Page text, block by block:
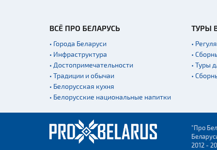
ВСЁ ПРО БЕЛАРУСЬ
• Города Беларуси
• Инфраструктура
• Достопримечательности
• Традиции и обычаи
• Белорусская кухня
• Белорусские национальные напитки
ТУРЫ
•
•
• Туры
•
"Про
2012 -